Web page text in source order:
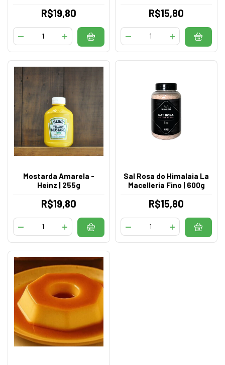
R$19,80 R$15,80
Mostarda Amarela -
Heinz | 255g
R$19,80
Sal Rosa do Himalaia La
Macelleria Fino | 600g
R$15,80